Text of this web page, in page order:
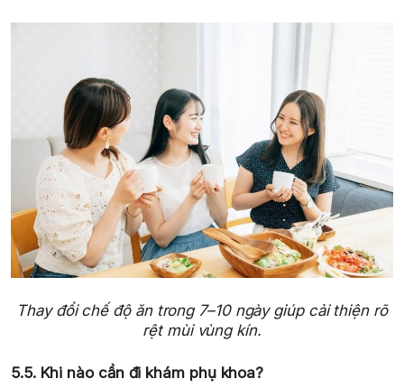
Thay đổi chế độ ăn trong 7–10 ngày giúp cải thiện rõ
rệt mùi vùng kín.
5.5. Khi nào cần đi khám phụ khoa?